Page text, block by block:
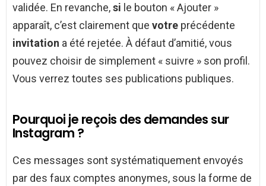
validée. En revanche,si le bouton « Ajouter »
apparaît, c’est clairement que votre précédente
invitation a été rejetée. À défaut d’amitié, vous
pouvez choisir de simplement « suivre » son profil.
Vous verrez toutes ses publications publiques.
Pourquoi je reçois des demandes sur
Instagram ?
Ces messages sont systématiquement envoyés
par des faux comptes anonymes, sous la forme de